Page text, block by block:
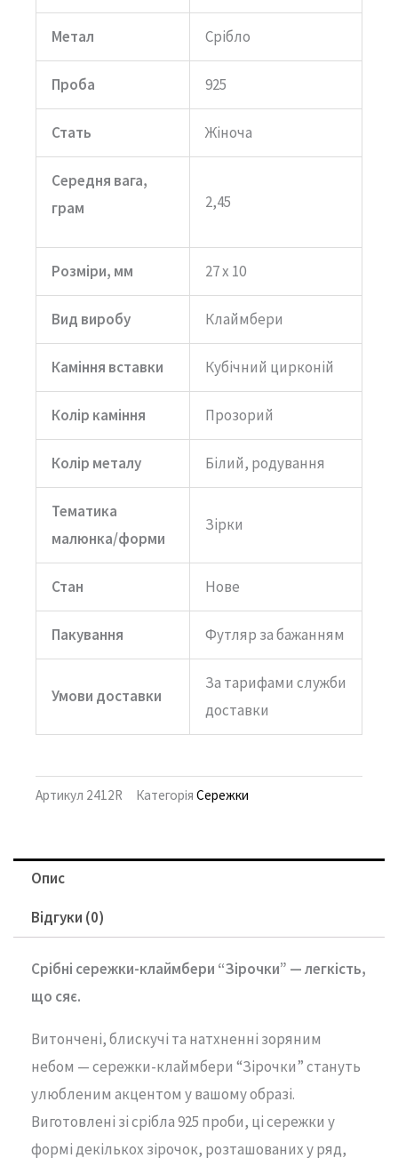
Метал Срібло
Проба 925
Стать Жіноча
Середня вага,
грам
2,45
Розміри, мм 27 х 10
Вид виробу Клаймбери
Каміння вставки Кубічний цирконій
Колір каміння Прозорий
Колір металу Білий, родування
Тематика
малюнка/форми
Зірки
Стан Нове
Пакування Футляр за бажанням
Умови доставки
За тарифами служби
доставки
Артикул 2412R Категорія Сережки
Опис
Відгуки (0)
Срібні сережки-клаймбери “Зірочки” —легкість,
що сяє.
Витончені,блискучі та натхненні зоряним
небом —сережки-клаймбери “Зірочки”стануть
улюбленим акцентом увашомуобразі.
Виготовлені зісрібла925 проби, цісережки у
формідекількох зірочок, розташованихуряд,